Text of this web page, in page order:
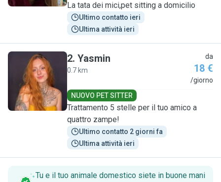
La tata dei mici,pet sitting a domicilio
Ultimo contatto ieri
Ultima attività ieri
Y
2. Yasmin
0.7 km
da
18 €
/giorno
NUOVO PET SITTER
Trattamento 5 stelle per il tuo amico a
quattro zampe!
Ultimo contatto 2 giorni fa
Ultima attività ieri
Tu e il tuo animale domestico siete in buone mani